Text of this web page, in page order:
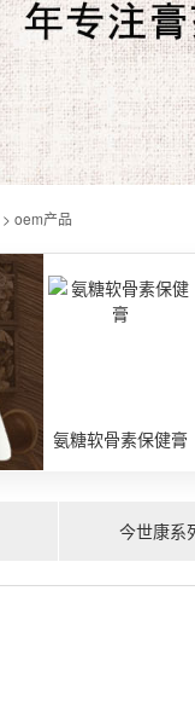
> oem产品
氨糖软骨素保健膏
今世康系